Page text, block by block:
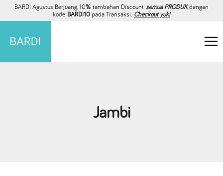
BARDI Agustus Berjuang, 10% tambahan Discount semua PRODUK, dengan
kode BARDI10pada Transaksi. Checkout yuk!
Jambi